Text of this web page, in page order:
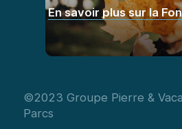
En savoir plus sur la
©2023 Groupe Pierre &
Parcs